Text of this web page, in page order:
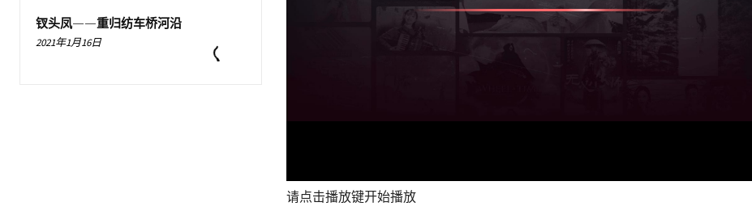
钗头凤——重归纺车桥河沿
2021年1月16日
请点击播放键开始播放